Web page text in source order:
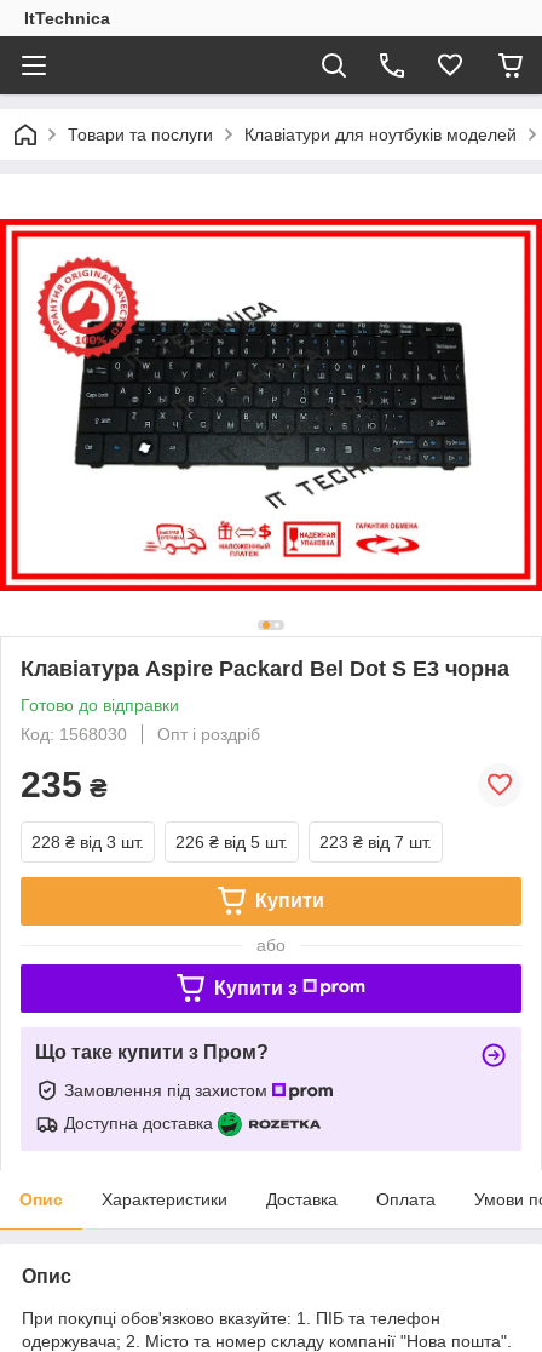
ItTechnica
Товари та послуги Клавіатури для ноутбуків моделей
Клавіатура Aspire Packard Bel Dot S E3 чорна
Готово до відправки
Код: 1568030
Опт і роздріб
235 ₴
228 ₴ від 3 шт. 226 ₴ від 5 шт. 223 ₴ від 7 шт.
Купити
або
Купити з
Що таке купити з Пром?
Замовлення під захистом
Доступна доставка
Опис Характеристики Доставка Оплата Умови
Опис
При покупці обов'язково вказуйте: 1. ПІБ та телефон
одержувача; 2. Місто та номер складу компанії "Нова пошта".